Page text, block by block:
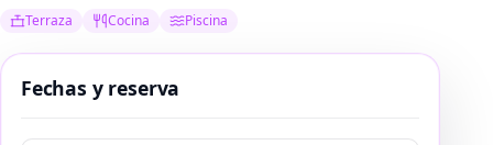
Terraza Cocina Piscina
Fechas y reserva